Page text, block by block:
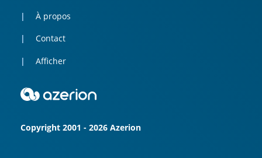
À propos
Contact
Afficher
Copyright 2001 - 2026 Azerion